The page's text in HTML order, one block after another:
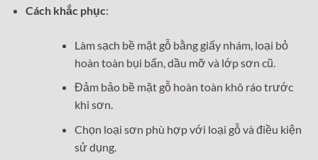
Cách khắc phục:
Làm sạch bề mặt gỗ bằng giấy nhám, loại bỏ
hoàn toàn bụi bẩn, dầu mỡ và lớp sơn cũ.
Đảm bảo bề mặt gỗ hoàn toàn khô ráo trước
khi sơn.
Chọn loại sơn phù hợp với loại gỗ và điều kiện
sử dụng.